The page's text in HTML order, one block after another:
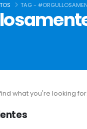
TAG -
what you're looking for.